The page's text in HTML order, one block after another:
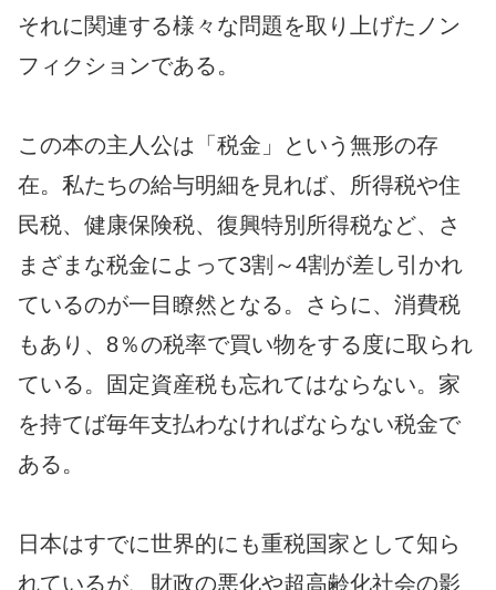
それに関連する様々な問題を取り上げたノン
フィクションである。
この本の主人公は「税金」という無形の存
在。私たちの給与明細を見れば、所得税や住
民税、健康保険税、復興特別所得税など、さ
まざまな税金によって3割～4割が差し引かれ
ているのが一目瞭然となる。さらに、消費税
もあり、8％の税率で買い物をする度に取られ
ている。固定資産税も忘れてはならない。家
を持てば毎年支払わなければならない税金で
ある。
日本はすでに世界的にも重税国家として知ら
れているが、財政の悪化や超高齢化社会の影